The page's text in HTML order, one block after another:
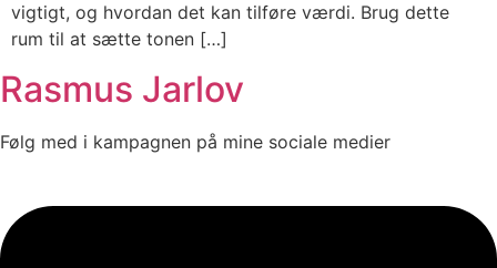
vigtigt, og hvordan det kan tilføre værdi. Brug dette
rum til at sætte tonen […]
Rasmus Jarlov
Følg med i kampagnen på mine sociale medier